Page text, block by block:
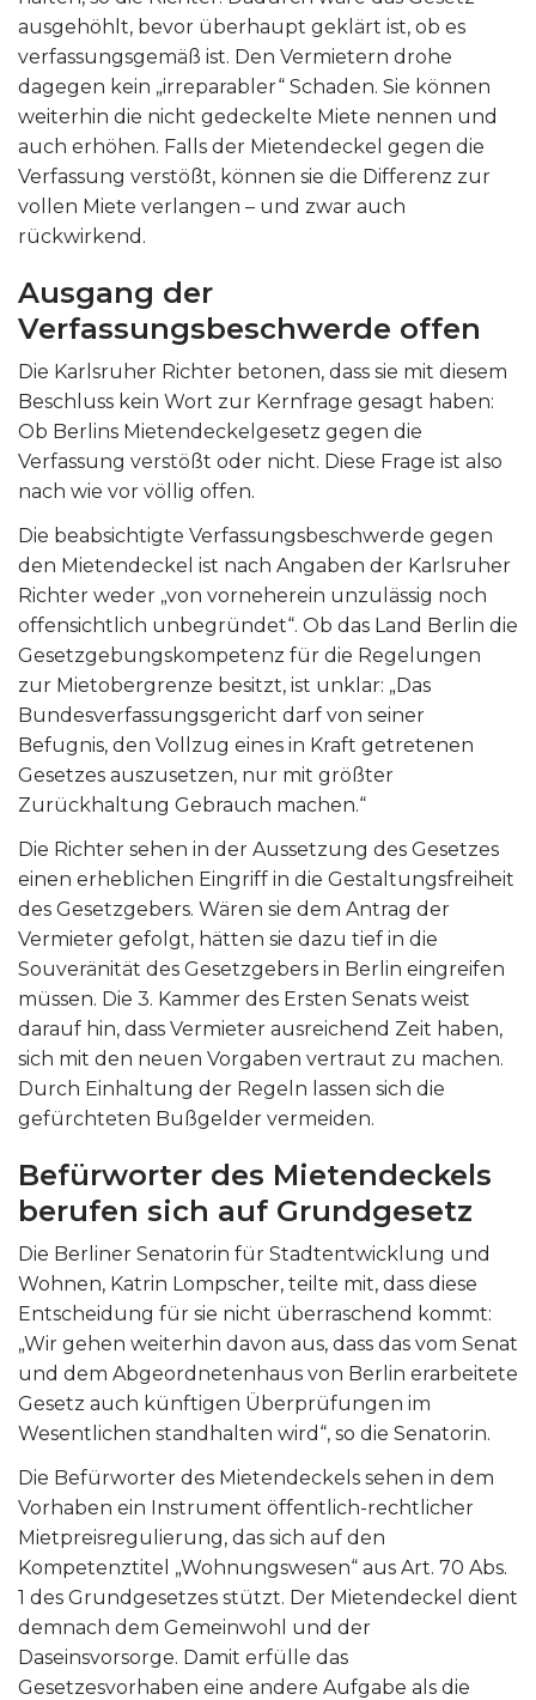
ausgehöhlt, bevor überhaupt geklärt ist, ob es
verfassungsgemäß ist. Den Vermietern drohe
dagegen kein „irreparabler“ Schaden. Sie können
weiterhin die nicht gedeckelte Miete nennen und
auch erhöhen. Falls der Mietendeckel gegen die
Verfassung verstößt, können sie die Differenz zur
vollen Miete verlangen – und zwar auch
rückwirkend.
Ausgang der
Verfassungsbeschwerde offen
Die Karlsruher Richter betonen, dass sie mit diesem
Beschluss kein Wort zur Kernfrage gesagt haben:
Ob Berlins Mietendeckelgesetz gegen die
Verfassung verstößt oder nicht. Diese Frage ist also
nach wie vor völlig offen.
Die beabsichtigte Verfassungsbeschwerde gegen
den Mietendeckel ist nach Angaben der Karlsruher
Richter weder „von vorneherein unzulässig noch
offensichtlich unbegründet“. Ob das Land Berlin die
Gesetzgebungskompetenz für die Regelungen
zur Mietobergrenze besitzt, ist unklar: „Das
Bundesverfassungsgericht darf von seiner
Befugnis, den Vollzug eines in Kraft getretenen
Gesetzes auszusetzen, nur mit größter
Zurückhaltung Gebrauch machen.“
Die Richter sehen in der Aussetzung des Gesetzes
einen erheblichen Eingriff in die Gestaltungsfreiheit
des Gesetzgebers. Wären sie dem Antrag der
Vermieter gefolgt, hätten sie dazu tief in die
Souveränität des Gesetzgebers in Berlin eingreifen
müssen. Die 3. Kammer des Ersten Senats weist
darauf hin, dass Vermieter ausreichend Zeit haben,
sich mit den neuen Vorgaben vertraut zu machen.
Durch Einhaltung der Regeln lassen sich die
gefürchteten Bußgelder vermeiden.
Befürworter des Mietendeckels
berufen sich auf Grundgesetz
Die Berliner Senatorin für Stadtentwicklung und
Wohnen, Katrin Lompscher, teilte mit, dass diese
Entscheidung für sie nicht überraschend kommt:
„Wir gehen weiterhin davon aus, dass das vom Senat
und dem Abgeordnetenhaus von Berlin erarbeitete
Gesetz auch künftigen Überprüfungen im
Wesentlichen standhalten wird“, so die Senatorin.
Die Befürworter des Mietendeckels sehen in dem
Vorhaben ein Instrument öffentlich-rechtlicher
Mietpreisregulierung, das sich auf den
Kompetenztitel „Wohnungswesen“ aus Art. 70 Abs.
1 des Grundgesetzes stützt. Der Mietendeckel dient
demnach dem Gemeinwohl und der
Daseinsvorsorge. Damit erfülle das
Gesetzesvorhaben eine andere Aufgabe als die